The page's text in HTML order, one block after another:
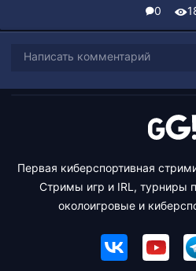
0
Написать комментарий
Первая киберспортивная
Стримы игр и IRL, турниры
околоигровые и